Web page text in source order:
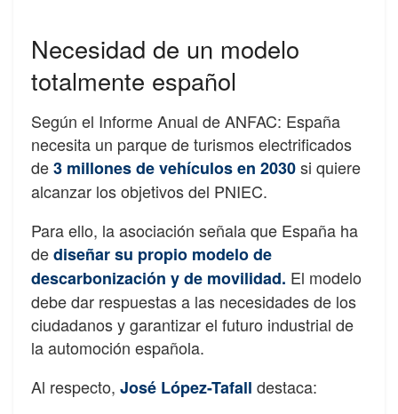
Necesidad de un modelo
totalmente español
Según el Informe Anual de ANFAC: España
necesita un parque de turismos electrificados
de3 millones de vehículos en 2030si quiere
alcanzar los objetivos del PNIEC.
Para ello, la asociación señala que España ha
dediseñar su propio modelo de
descarbonización y de movilidad. El modelo
debe dar respuestas a las necesidades de los
ciudadanos y garantizar el futuro industrial de
la automoción española.
Al respecto, José López-Tafall destaca: